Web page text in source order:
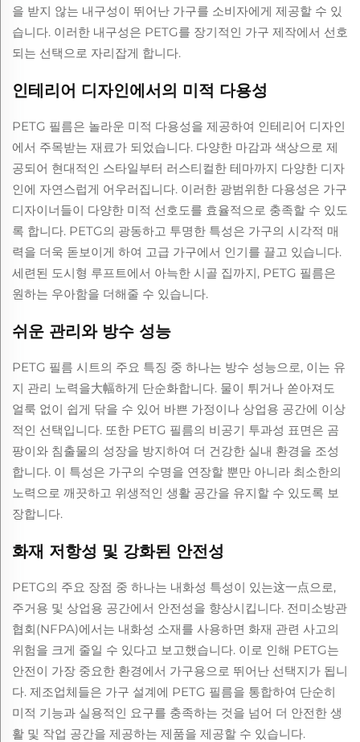
을 받지 않는 내구성이 뛰어난 가구를 소비자에게 제공할 수 있
습니다. 이러한 내구성은 PETG를 장기적인 가구 제작에서 선호
되는 선택으로 자리잡게 합니다.
인테리어 디자인에서의 미적 다용성
PETG 필름은 놀라운 미적 다용성을 제공하여 인테리어 디자인
에서 주목받는 재료가 되었습니다. 다양한 마감과 색상으로 제
공되어 현대적인 스타일부터 러스티컬한 테마까지 다양한 디자
인에 자연스럽게 어우러집니다. 이러한 광범위한 다용성은 가구
디자이너들이 다양한 미적 선호도를 효율적으로 충족할 수 있도
록 합니다. PETG의 광동하고 투명한 특성은 가구의 시각적 매
력을 더욱 돋보이게 하여 고급 가구에서 인기를 끌고 있습니다.
세련된 도시형 루프트에서 아늑한 시골 집까지, PETG 필름은
원하는 우아함을 더해줄 수 있습니다.
쉬운 관리와 방수 성능
PETG 필름 시트의 주요 특징 중 하나는 방수 성능으로, 이는 유
지 관리 노력을大幅하게 단순화합니다. 물이 튀거나 쏟아져도
얼룩 없이 쉽게 닦을 수 있어 바쁜 가정이나 상업용 공간에 이상
적인 선택입니다. 또한 PETG 필름의 비공기 투과성 표면은 곰
팡이와 침출물의 성장을 방지하여 더 건강한 실내 환경을 조성
합니다. 이 특성은 가구의 수명을 연장할 뿐만 아니라 최소한의
노력으로 깨끗하고 위생적인 생활 공간을 유지할 수 있도록 보
장합니다.
화재 저항성 및 강화된 안전성
PETG의 주요 장점 중 하나는 내화성 특성이 있는这一点으로,
주거용 및 상업용 공간에서 안전성을 향상시킵니다. 전미소방관
협회(NFPA)에서는 내화성 소재를 사용하면 화재 관련 사고의
위험을 크게 줄일 수 있다고 보고했습니다. 이로 인해 PETG는
안전이 가장 중요한 환경에서 가구용으로 뛰어난 선택지가 됩니
다. 제조업체들은 가구 설계에 PETG 필름을 통합하여 단순히
미적 기능과 실용적인 요구를 충족하는 것을 넘어 더 안전한 생
활 및 작업 공간을 제공하는 제품을 제공할 수 있습니다.